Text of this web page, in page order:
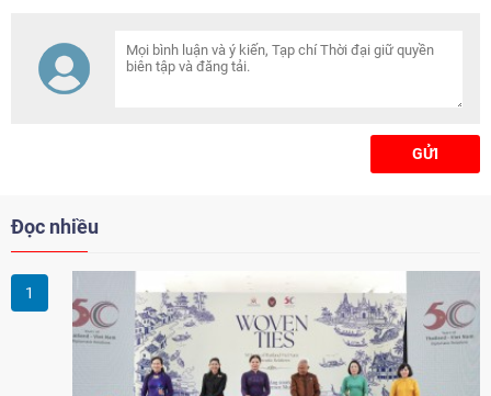
Lào, Campuchia đang theo học
tại các trường đại học, cao đẳng
trên địa bàn tỉnh.
GỬI
Đọc nhiều